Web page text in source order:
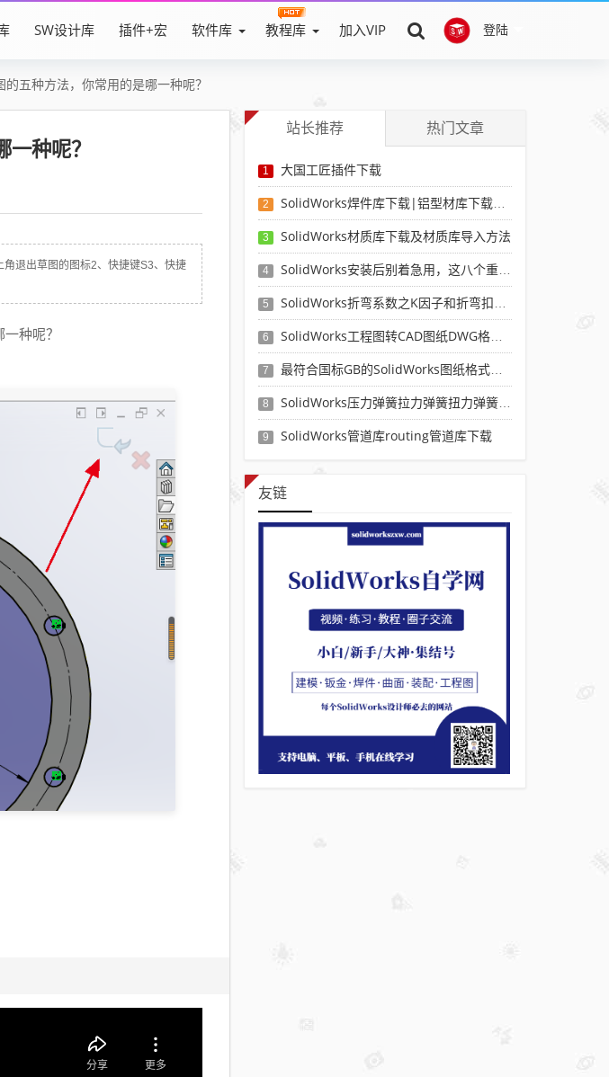
登陆
SW设计库 插件+宏 软件库 教程库 加入VIP
五种方法，你常用的是哪一种呢？
种呢？
退出草图的图标2、快捷键S3、快捷
种呢？
站长推荐 热门文章
1 大国工匠插件下载
2 SolidWorks焊件库下载|铝型材库下载|附sw焊件库添加配置使用教程
3 SolidWorks材质库下载及材质库导入方法
4 SolidWorks安装后别着急用，这八个重要SolidWorks设置可以提高你的画图效率
5 SolidWorks折弯系数之K因子和折弯扣除表-溪风推荐
6 SolidWorks工程图转CAD图纸DWG格式映射文件无乱码可分层-溪风亲测推荐
7 最符合国标GB的SolidWorks图纸格式和图纸模板下载-溪风专用版
8 SolidWorks压力弹簧拉力弹簧扭力弹簧涡卷弹簧自动生成宏程序下载
9 SolidWorks管道库routing管道库下载
友链